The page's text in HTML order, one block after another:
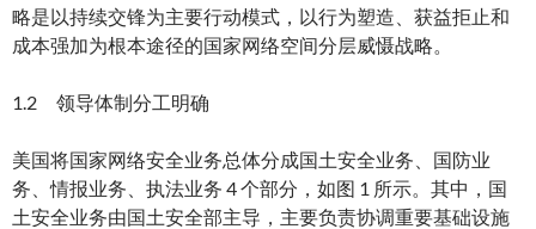
略是以持续交锋为主要行动模式，以行为塑造、获益拒止和
成本强加为根本途径的国家网络空间分层威慑战略。
1.2 领导体制分工明确
美国将国家网络安全业务总体分成国土安全业务、国防业
务、情报业务、执法业务 4 个部分，如图 1 所示。其中，国
土安全业务由国土安全部主导，主要负责协调重要基础设施